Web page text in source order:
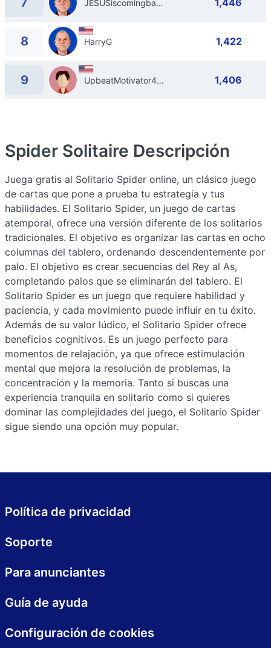
JESUSiscomingbacksoonrepent 1,446
8 HarryG 1,422
9 UpbeatMotivator426 1,406
Spider Solitaire Descripción
Juega gratis al Solitario Spider online, un clásico juego
de cartas que pone a prueba tu estrategia y tus
habilidades. El Solitario Spider, un juego de cartas
atemporal, ofrece una versión diferente de los solitarios
tradicionales. El objetivo es organizar las cartas en ocho
columnas del tablero, ordenando descendentemente por
palo. El objetivo es crear secuencias del Rey al As,
completando palos que se eliminarán del tablero. El
Solitario Spider es un juego que requiere habilidad y
paciencia, y cada movimiento puede influir en tu éxito.
Además de su valor lúdico, el Solitario Spider ofrece
beneficios cognitivos. Es un juego perfecto para
momentos de relajación, ya que ofrece estimulación
mental que mejora la resolución de problemas, la
concentración y la memoria. Tanto si buscas una
experiencia tranquila en solitario como si quieres
dominar las complejidades del juego, el Solitario Spider
sigue siendo una opción muy popular.
Política de privacidad
Soporte
Para anunciantes
Guía de ayuda
Configuración de cookies